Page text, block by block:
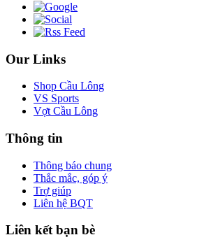
Our Links
Shop Cầu Lông
VS Sports
Vợt Cầu Lông
Thông tin
Thông báo chung
Thắc mắc, góp ý
Trợ giúp
Liên hệ BQT
Liên kết bạn bè